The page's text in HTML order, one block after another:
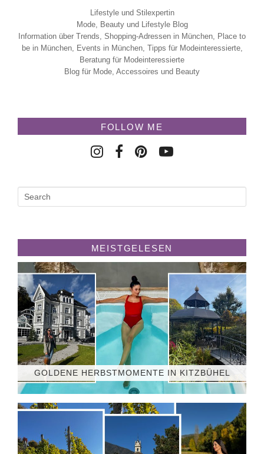
Lifestyle und Stilexpertin
Mode, Beauty und Lifestyle Blog
Information über Trends, Shopping-Adressen in München, Place to
be in München, Events in München, Tipps für Modeinteressierte,
Beratung für Modeinteressierte
Blog für Mode, Accessoires und Beauty
FOLLOW ME
MEISTGELESEN
GOLDENE HERBSTMOMENTE IN KITZBÜHEL